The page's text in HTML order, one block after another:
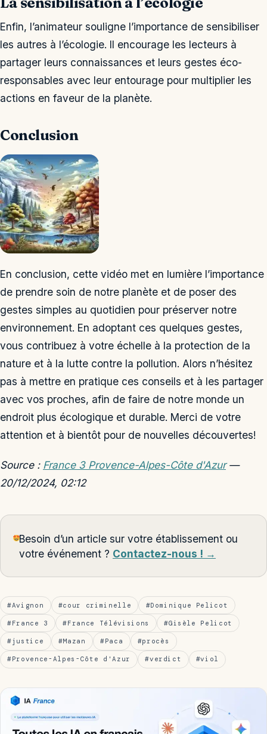
Enfin, l’animateur souligne l’importance de sensibiliser
les autres à l’écologie. Il encourage les lecteurs à
partager leurs connaissances et leurs gestes éco-
responsables avec leur entourage pour multiplier les
actions en faveur de la planète.
Conclusion
En conclusion, cette vidéo met en lumière l’importance
de prendre soin de notre planète et de poser des
gestes simples au quotidien pour préserver notre
environnement. En adoptant ces quelques gestes,
vous contribuez à votre échelle à la protection de la
nature et à la lutte contre la pollution. Alors n’hésitez
pas à mettre en pratique ces conseils et à les partager
avec vos proches, afin de faire de notre monde un
endroit plus écologique et durable. Merci de votre
attention et à bientôt pour de nouvelles découvertes!
Source : France 3 Provence-Alpes-Côte d'Azur—
20/12/2024, 02:12
Besoin d’un article sur votre établissement ou
votre événement ? Contactez-nous ! →
#Avignon #cour criminelle #Dominique Pelicot
#France 3 #France Télévisions #Gisèle Pelicot
#justice #Mazan #Paca #procès
#Provence-Alpes-Côte d'Azur #verdict #viol